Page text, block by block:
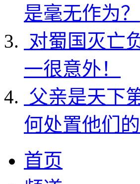
是毫无作为？
对蜀国灭亡
一很意外！
父亲是天下
何处置他们的
首页